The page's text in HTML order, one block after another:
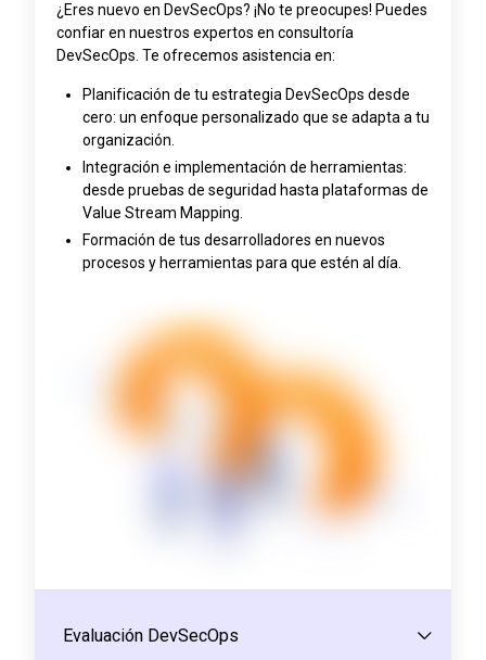
¿Eres nuevo en DevSecOps? ¡No te preocupes! Puedes
confiar en nuestros expertos en consultoría
DevSecOps. Te ofrecemos asistencia en:
Planificación de tu estrategia DevSecOps desde
cero: un enfoque personalizado que se adapta a tu
organización.
Integración e implementación de herramientas:
desde pruebas de seguridad hasta plataformas de
Value Stream Mapping.
Formación de tus desarrolladores en nuevos
procesos y herramientas para que estén al día.
Evaluación DevSecOps